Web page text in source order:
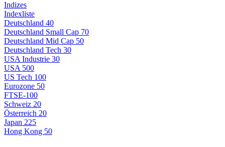
Indizes
Indexliste
Deutschland 40
Deutschland Small Cap 70
Deutschland Mid Cap 50
Deutschland Tech 30
USA Industrie 30
USA 500
US Tech 100
Eurozone 50
FTSE-100
Schweiz 20
Österreich 20
Japan 225
Hong Kong 50